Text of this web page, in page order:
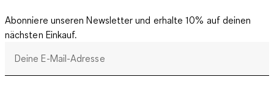
Abonniere unseren Newsletter und erhalte 10% auf deinen
nächsten Einkauf.
Deine E-Mail-Adresse